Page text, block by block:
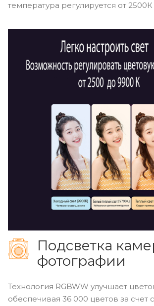
температура регулируется от
Подсветка
фотографии
Технология RGBWW улучшает
обеспечивая 36 000 цветов за счет